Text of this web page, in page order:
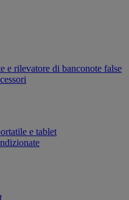
e rilevatore di banconote false
e tablet